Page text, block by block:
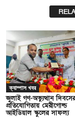
ক্যাম্পাস খবর
জুলাই গণ-অভ্যুত্থান দিবসের
প্রতিযোগিতায় মেরীগোল্ড
আইডিয়াল স্কুলের সাফল্য